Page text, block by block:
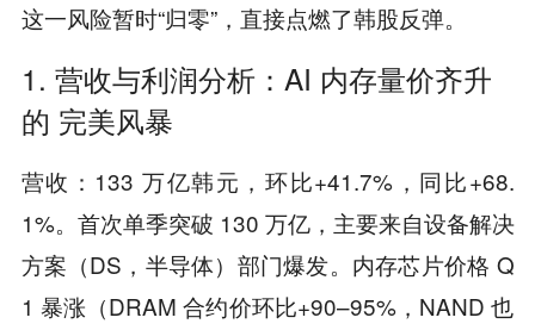
这一风险暂时“归零”，直接点燃了韩股反弹。
1. 营收与利润分析：AI 内存量价齐升
的 完美风暴
营收：133 万亿韩元，环比+41.7%，同比+68.
1%。首次单季突破 130 万亿，主要来自设备解决
方案（DS，半导体）部门爆发。内存芯片价格 Q
1 暴涨（DRAM 合约价环比+90–95%，NAND 也